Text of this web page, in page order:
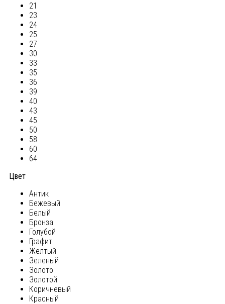
21
23
24
25
27
30
33
35
36
39
40
43
45
50
58
60
64
Цвет
Антик
Бежевый
Белый
Бронза
Голубой
Графит
Желтый
Зеленый
Золото
Золотой
Коричневый
Красный